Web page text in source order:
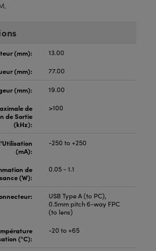
(mm):
13.00
(mm):
77.00
(mm):
19.00
de
de Sortie
(kHz):
>100
(mA):
-250 to +250
de
(W):
0.05 - 1.1
USB Type A (to PC),
0.5mm pitch 6-way FPC
(to lens)
(°C):
-20 to +65